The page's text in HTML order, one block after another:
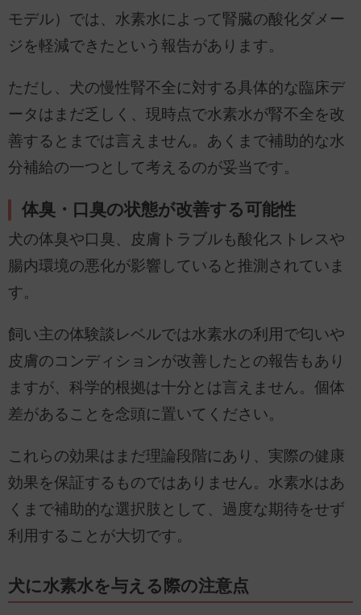
モデル）では、水素水によって腎臓の酸化ダメー
ジを軽減できたという報告があります。
ただし、犬の慢性腎不全に対する具体的な臨床デ
ータはまだ乏しく、現時点で水素水が腎不全を改
善するとまでは言えません。あくまで補助的な水
分補給の一つとして考えるのが妥当です。
体臭・口臭の状態が改善する可能性
犬の体臭や口臭、皮膚トラブルも酸化ストレスや
腸内環境の悪化が影響していると推測されていま
す。
飼い主の体験談レベルでは水素水の利用で匂いや
皮膚のコンディションが改善したとの報告もあり
ますが、科学的根拠は十分とは言えません。個体
差があることを念頭に置いてください。
これらの効果はまだ理論段階にあり、実際の健康
効果を保証するものではありません。水素水はあ
くまで補助的な選択肢として、過度な期待をせず
利用することが大切です。
犬に水素水を与える際の注意点